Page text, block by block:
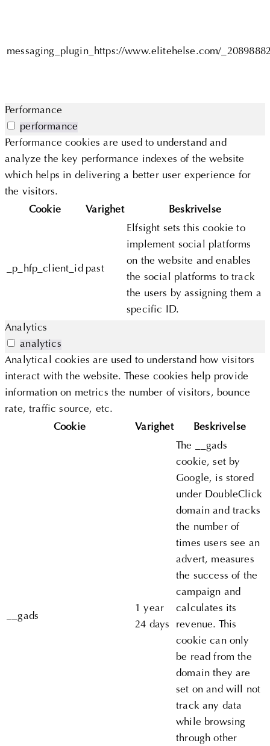
messaging_plugin_https://www.elitehelse.com/
Performance
performance
Performance cookies are used to understand and
analyze the key performance indexes of the website
which helps in delivering a better user experience for
the visitors.
Cookie
Varighet Beskrivelse
_p_hfp_client_id past
Elfsight sets this cookie to
implement social platforms
on the website and enables
the social platforms to track
the users by assigning them a
specific ID.
Analytics
analytics
Analytical cookies are used to understand how visitors
interact with the website. These cookies help provide
information on metrics the number of visitors, bounce
rate, traffic source, etc.
Cookie
Varighet Beskrivelse
__gads
1 year
24 days
The __gads
cookie, set by
Google, is stored
under DoubleClick
domain and tracks
the number of
times users see an
advert, measures
the success of the
campaign and
calculates its
revenue. This
cookie can only
be read from the
domain they are
set on and will not
track any data
while browsing
through other